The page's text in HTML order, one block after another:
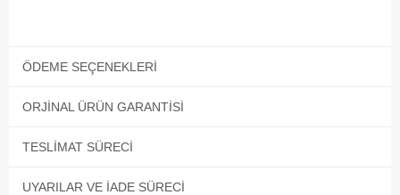
ÖDEME SEÇENEKLERI
ORJINAL ÜRÜN GARANTISI
TESLIMAT SÜRECI
UYARILAR VE İADE SÜRECI